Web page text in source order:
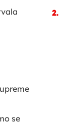
se